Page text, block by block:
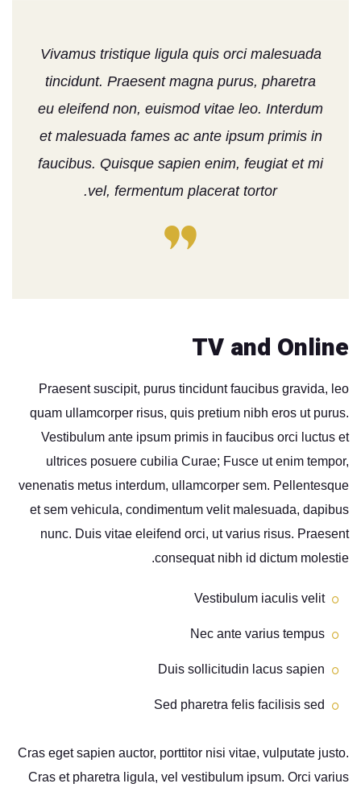
Vivamus tristique ligula quis orci malesuada
tincidunt. Praesent magna purus, pharetra
eu eleifend non, euismod vitae leo. Interdum
et malesuada fames ac ante ipsum primis in
faucibus. Quisque sapien enim, feugiat et mi
vel, fermentum placerat tortor.
TV and Online
Praesent suscipit, purus tincidunt faucibus gravida, leo
quam ullamcorper risus, quis pretium nibh eros ut purus.
Vestibulum ante ipsum primis in faucibus orci luctus et
ultrices posuere cubilia Curae; Fusce ut enim tempor,
venenatis metus interdum, ullamcorper sem. Pellentesque
et sem vehicula, condimentum velit malesuada, dapibus
nunc. Duis vitae eleifend orci, ut varius risus. Praesent
consequat nibh id dictum molestie.
Vestibulum iaculis velit
Nec ante varius tempus
Duis sollicitudin lacus sapien
Sed pharetra felis facilisis sed
Cras eget sapien auctor, porttitor nisi vitae, vulputate justo.
Cras et pharetra ligula, vel vestibulum ipsum. Orci varius